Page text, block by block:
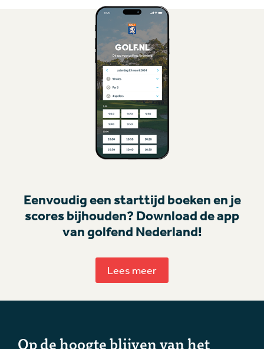
Eenvoudig een starttijd boeken en je
scores bijhouden? Download de app
van golfend Nederland!
Lees meer
Op de hoogte blijven van het